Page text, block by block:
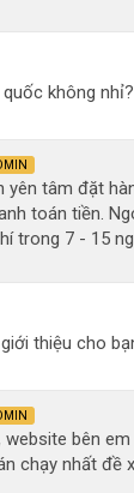
không nhỉ?
yên tâm đặt
toán tiền.
trong 7 - 15
thiệu cho
website bên
chạy nhất đề